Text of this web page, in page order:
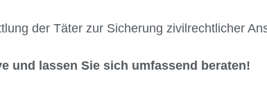
der Täter zur Sicherung zivilrechtlicher
und lassen Sie sich umfassend beraten!